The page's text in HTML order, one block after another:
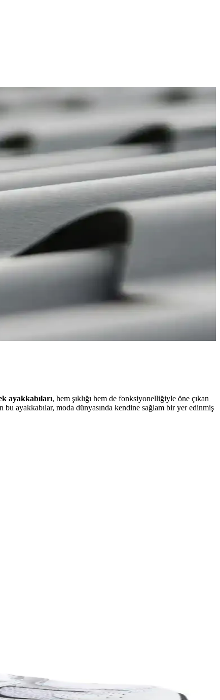
ayakkabıları, hem şıklığı hem de fonksiyonelliğiyle öne çıkan
ayakkabılar, moda dünyasında kendine sağlam bir yer edinmiş
tarzlara uyum sağlar.
ve tarzı bir arada sağlar.